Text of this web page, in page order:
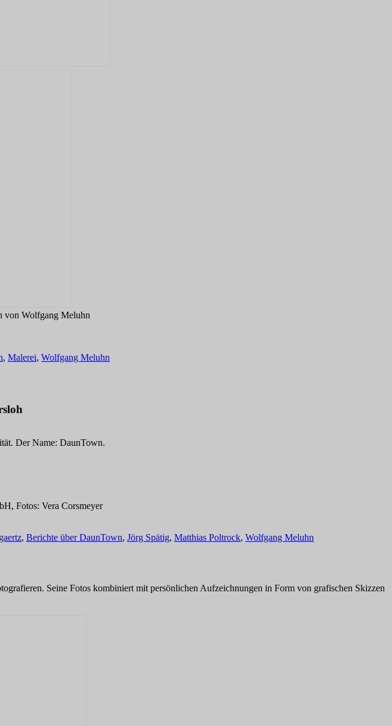
von Wolfgang Meluhn
, Malerei, Wolfgang Meluhn
Der Name: DaunTown.
Fotos: Vera Corsmeyer
, Berichte über DaunTown, Jörg Spätig, Matthias Poltrock, Wolfgang Meluhn
Seine Fotos kombiniert mit persönlichen Aufzeichnungen in Form von grafischen Skizzen